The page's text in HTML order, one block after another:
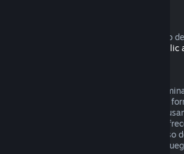
Si quieres saber cómo funciona el derecho
haz clic
Los reembolsos están diseñados para
compra de títulos en Steam, no como una
juegos gratis. Si nos parece que estás
reembolsos, es posible que dejemos de
consideramos abuso solicitar un reembolso
comprado justo antes de unas rebajas si